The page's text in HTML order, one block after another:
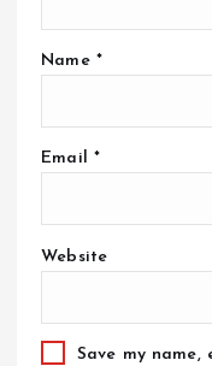
Name *
Email *
Website
Save my name,